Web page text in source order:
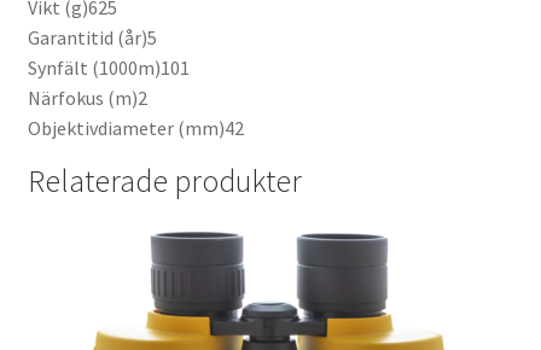
Vikt (g)625
Garantitid (år)5
Synfält (1000m)101
Närfokus (m)2
Objektivdiameter (mm)42
Relaterade produkter